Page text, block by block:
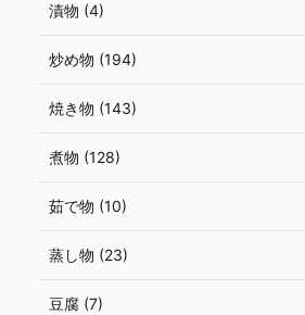
漬物 (4)
炒め物 (194)
焼き物 (143)
煮物 (128)
茹で物 (10)
蒸し物 (23)
豆腐 (7)